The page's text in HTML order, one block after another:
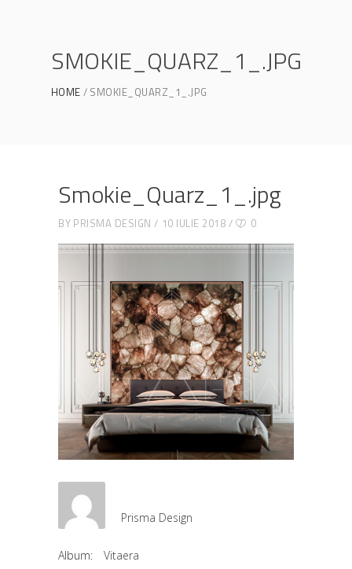
SMOKIE_QUARZ_1_.JPG
HOME SMOKIE_QUARZ_1_.JPG
Smokie_Quarz_1_.jpg
BY PRISMA DESIGN 10 IULIE 2018 0
Prisma Design
Album:
Vitaera